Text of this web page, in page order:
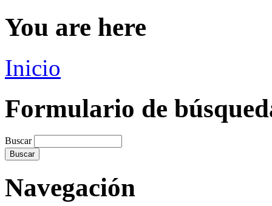
You are here
Inicio
Formulario de
Buscar
Navegación